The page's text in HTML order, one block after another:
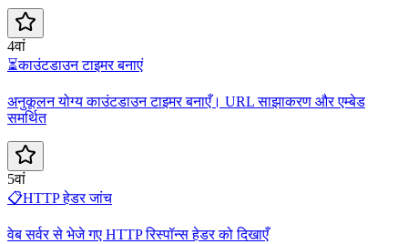
4वां
⏳काउंटडाउन टाइमर बनाएं
अनुकूलन योग्य काउंटडाउन टाइमर बनाएँ। URL साझाकरण और एम्बेड
समर्थित
5वां
📋HTTP हेडर जांच
वेब सर्वर से भेजे गए HTTP रिस्पॉन्स हेडर को दिखाएँ